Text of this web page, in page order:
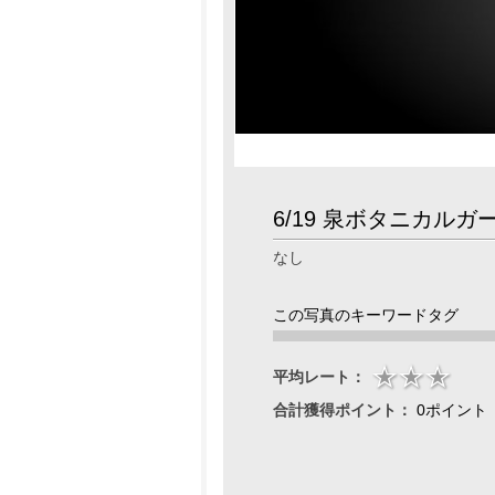
6/19 泉ボタニカルガ
なし
この写真のキーワードタグ
平均レート：
合計獲得ポイント： 0ポイント